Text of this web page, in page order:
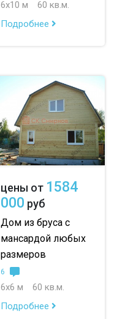
6х10 м
60 кв.м.
Подробнее
цены от 1584
000 руб
Дом из бруса с
мансардой любых
размеров
6
6х6 м
60 кв.м.
Подробнее